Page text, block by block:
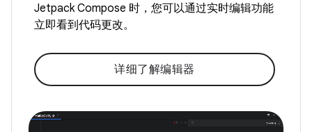
Jetpack Compose 时，您可以通过实时编辑功能
立即看到代码更改。
详细了解编辑器